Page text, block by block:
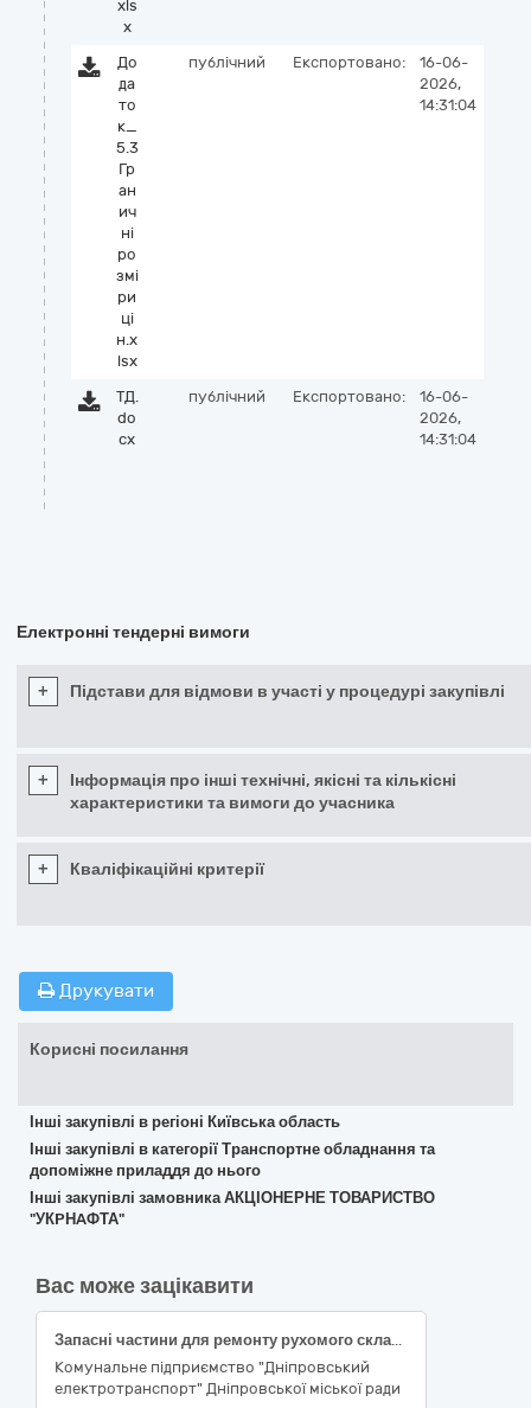
xls
x
До
да
то
к_
5.3
Гр
ан
ич
ні
ро
змі
ри
ці
н.x
lsx
публічний Експортовано:
16-06-
2026,
14:31:04
ТД.
do
cx
публічний Експортовано:
16-06-
2026,
14:31:04
Електронні тендерні вимоги
+ Підстави для відмови в участі у процедурі закупівлі
+
Інформація про інші технічні, якісні та кількісні
характеристики та вимоги до учасника
+ Кваліфікаційні критерії
Друкувати
Корисні посилання
Інші закупівлі в регіоні Київська область
Інші закупівлі в категорії Транспортне обладнання та
допоміжне приладдя до нього
Інші закупівлі замовника АКЦІОНЕРНЕ ТОВАРИСТВО
"УКPНAФТА"
Вас може зацікавити
Запасні частини для ремонту рухомого складу (ДК 021-2015 - 34320000-6 - Механічні запасні частини, крім двигунів і частин двигунів)
Комунальне підприємство "Дніпровський
електротранспорт" Дніпровської міської ради